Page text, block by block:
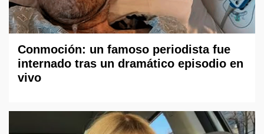
Conmoción: un famoso periodista fue
internado tras un dramático episodio en
vivo